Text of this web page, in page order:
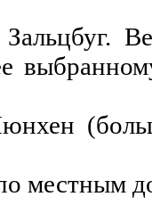
Зальцбуг.
местным